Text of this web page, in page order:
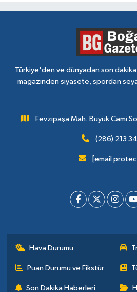
Türkiye'den ve dünyadan son dakika
magazinden siyasete, spordan
Fevzipaşa Mah. Büyük Cami
(286) 213
[email
Hava Durumu
Puan Durumu ve Fikstür
Son Dakika Haberleri